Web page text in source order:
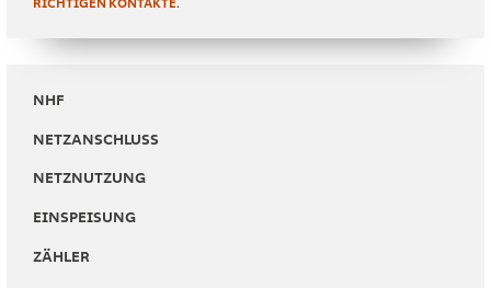
NHF
NETZANSCHLUSS
NETZNUTZUNG
EINSPEISUNG
ZÄHLER